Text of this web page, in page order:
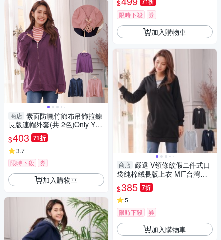
商店 素面防曬竹節布吊飾拉鍊
長版連帽外套(共 2色)Only You
中大尺碼 MIT台灣製 【A333
1】
$403 71折
3.7
限時下殺
券
加入購物車
$
限時下殺 券
加入購物車
商店 嚴選 V領條紋假二件式口
袋純棉絨長版上衣 MIT台灣製
【A3620】
$385 7折
5
限時下殺
券
加入購物車